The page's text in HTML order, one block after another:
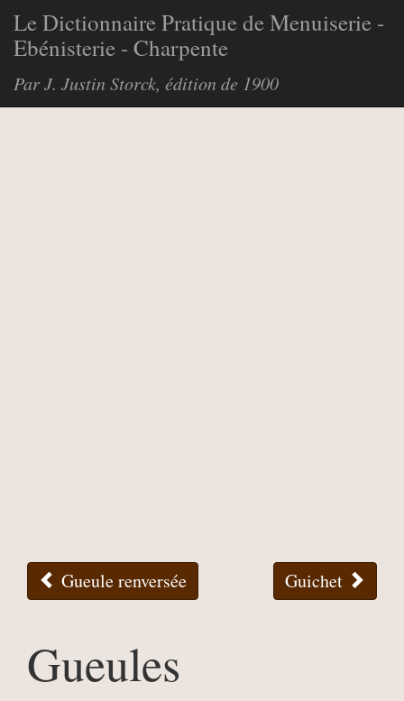
Le Dictionnaire Pratique de Menuiserie -
Ebénisterie - Charpente
Par J. Justin Storck, édition de 1900
Gueule renversée Guichet
Gueules